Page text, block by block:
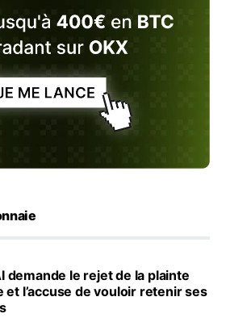
demande le rejet de la plainte
et l’accuse de vouloir retenir ses